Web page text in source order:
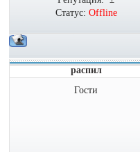
Статус: Offline
распил
Гости